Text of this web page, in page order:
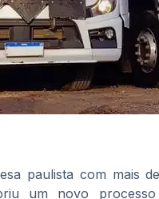
paulista com mais
um novo